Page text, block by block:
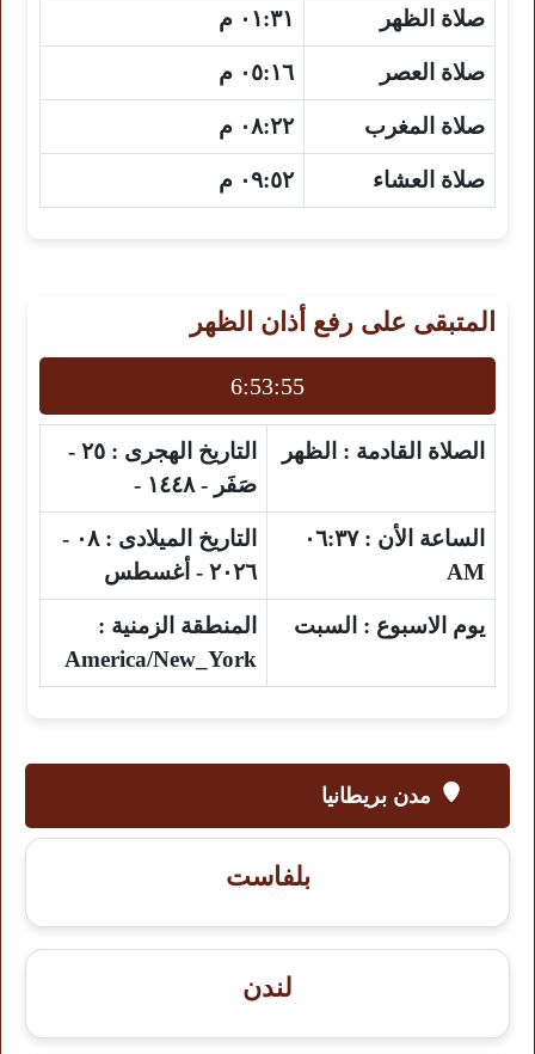
صلاة الظهر ٠١:٣١ م
صلاة العصر ٠٥:١٦ م
صلاة المغرب ٠٨:٢٢ م
صلاة العشاء ٠٩:٥٢ م
المتبقى على رفع أذان الظهر
6:53:54
الصلاة القادمة : الظهر التاريخ الهجرى :
٢٥ -
صَفَر - ١٤٤٨ -
الساعة الأن : ٠٦:٣٧
AM
التاريخ الميلادى :
٠٨ -
٢٠٢٦ - أغسطس
يوم الاسبوع : السبت
المنطقة الزمنية :
America/New_York
مدن بريطانيا
بلفاست
لندن